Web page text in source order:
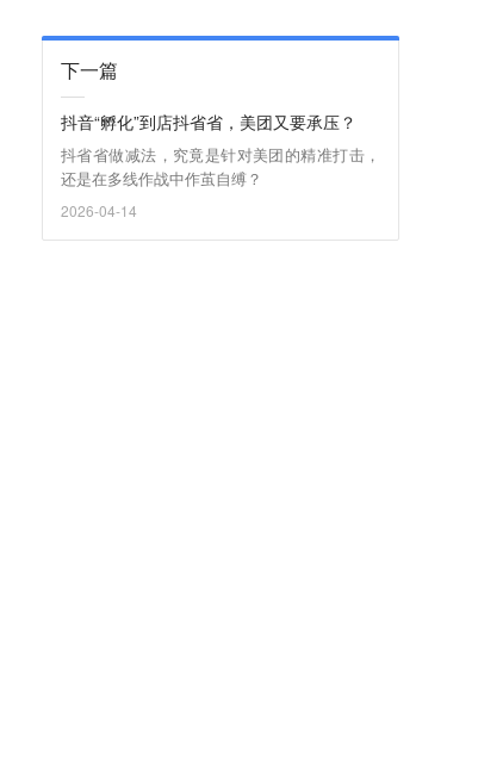
下一篇
抖音“孵化”到店抖省省，美团又要承压？
抖省省做减法，究竟是针对美团的精准打击，
还是在多线作战中作茧自缚？
2026-04-14